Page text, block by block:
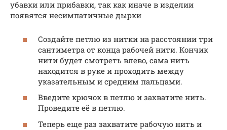
убавки или прибавки, так как иначе в изделии
появятся несимпатичные дырки
Создайте петлю из нитки на расстоянии три
сантиметра от конца рабочей нити. Кончик
нити будет смотреть влево, сама нить
находится в руке и проходить между
указательным и средним пальцами.
Введите крючок в петлю и захватите нить.
Проведите её в петлю.
Теперь еще раз захватите рабочую нить и